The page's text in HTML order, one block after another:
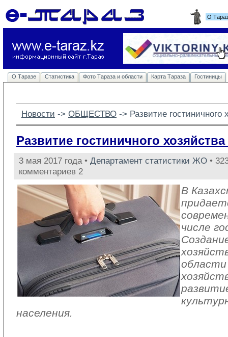
О
О Таразе Статистика Фото Тараза и области Карта Тараза Гостиницы
Новости -> ОБЩЕСТВО -> Развитие гостиничного
Развитие гостиничного
3 мая 2017 года • Департамент статистики ЖО •
комментариев 2
В
числе
области
населения.